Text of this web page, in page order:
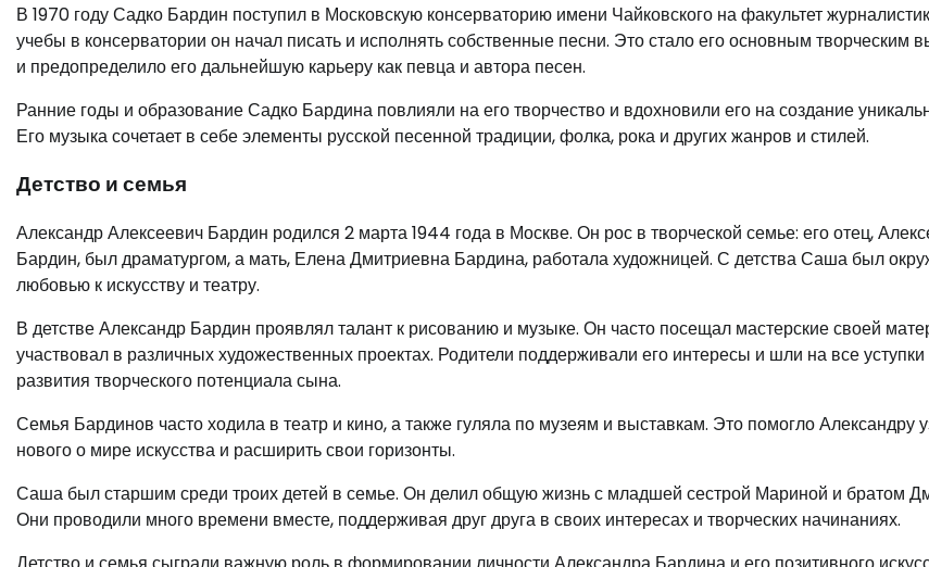
В 1970 году Садко Бардин поступил в Московскую консерваторию имени Чайковского на факультет
учебы в консерватории он начал писать и исполнять собственные песни. Это стало его основным творческим
и предопределило его дальнейшую карьеру как певца и автора песен.
Ранние годы и образование Садко Бардина повлияли на его творчество и вдохновили его на создание
Его музыка сочетает в себе элементы русской песенной традиции, фолка, рока и других жанров и стилей.
Детство и семья
Александр Алексеевич Бардин родился 2 марта 1944 года в Москве. Он рос в творческой семье: его отец,
Бардин, был драматургом, а мать, Елена Дмитриевна Бардина, работала художницей. С детства Саша был
любовью к искусству и театру.
В детстве Александр Бардин проявлял талант к рисованию и музыке. Он часто посещал мастерские своей
участвовал в различных художественных проектах. Родители поддерживали его интересы и шли на все
развития творческого потенциала сына.
Семья Бардинов часто ходила в театр и кино, а также гуляла по музеям и выставкам. Это помогло Александру
нового о мире искусства и расширить свои горизонты.
Саша был старшим среди троих детей в семье. Он делил общую жизнь с младшей сестрой Мариной и братом
Они проводили много времени вместе, поддерживая друг друга в своих интересах и творческих начинаниях.